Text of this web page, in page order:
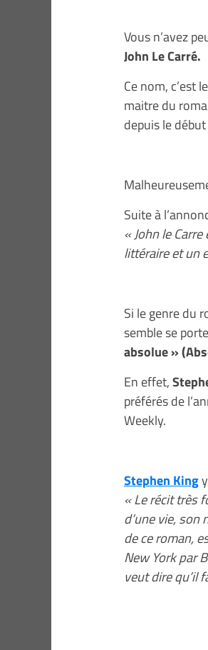
Vous n’avez
John Le Carré.
Ce nom, c’est
maitre du
depuis le
Suite à
« John le
littéraire et un
Si le genre du
semble se
absolue »
En effet,
préférés de
Weekly.
Stephen King
« Le récit très
d’une vie,
de ce roman,
New York par
veut dire qu’il